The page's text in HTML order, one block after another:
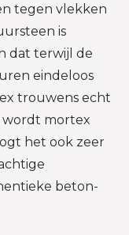
tegen vlekken
is
dat terwijl de
eindeloos
trouwens echt
wordt mortex
het ook zeer
beton-